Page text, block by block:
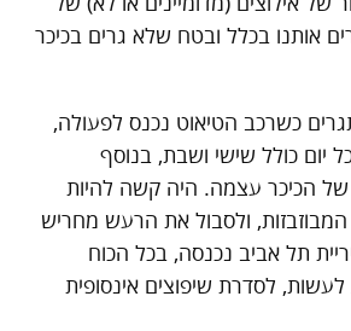
אותנו בכלל ובטח שלא גרים בכיכר
כשרכב הטיאוט נכנס לפעולה,
יום כולל שישי ושבת, בנוסף
של הכיכר עצמה. היה קשה להיות
המבוזבזות, ולסבול את הרעש מחריש
תל אביב נכנסה, בכל הכוח
לסדרת שיפוצים אינסופית